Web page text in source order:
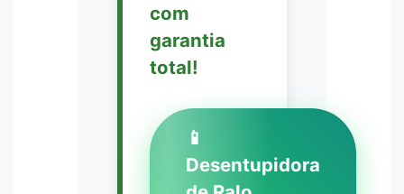
com
garantia
total!
📱
Desentupidora